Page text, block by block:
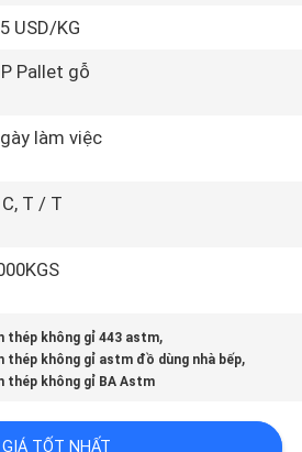
USD/KG
Pallet gỗ
làm việc
T / T
thép không gỉ 443 astm,
thép không gỉ astm đồ dùng nhà bếp,
thép không gỉ BA Astm
GIÁ TỐT NHẤT